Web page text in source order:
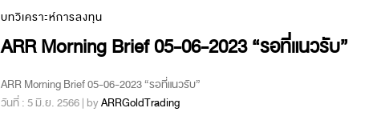
บทวิเคราะห์การลงทุน
ARR Morning Brief 05-06-2023 “รอที่แนวรับ”
ARR Morning Brief 05-06-2023 “รอที่แนวรับ”
วันที่ : 5 มิ.ย. 2566 | byARRGoldTrading